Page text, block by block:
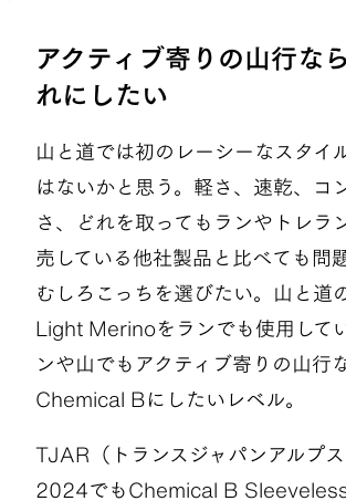
アクティブ寄りの山行な
れにしたい
山と道では初のレーシーなスタイ
はないかと思う。軽さ、速乾、コ
さ、どれを取ってもランやトレラ
売している他社製品と比べても問
むしろこっちを選びたい。山と道
Light Merinoをランでも使用して
ンや山でもアクティブ寄りの山行
Chemical Bにしたいレベル。
TJAR（トランスジャパンアルプス
2024でもChemical B